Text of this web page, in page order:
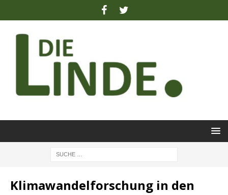
Klimawandelforschung in den